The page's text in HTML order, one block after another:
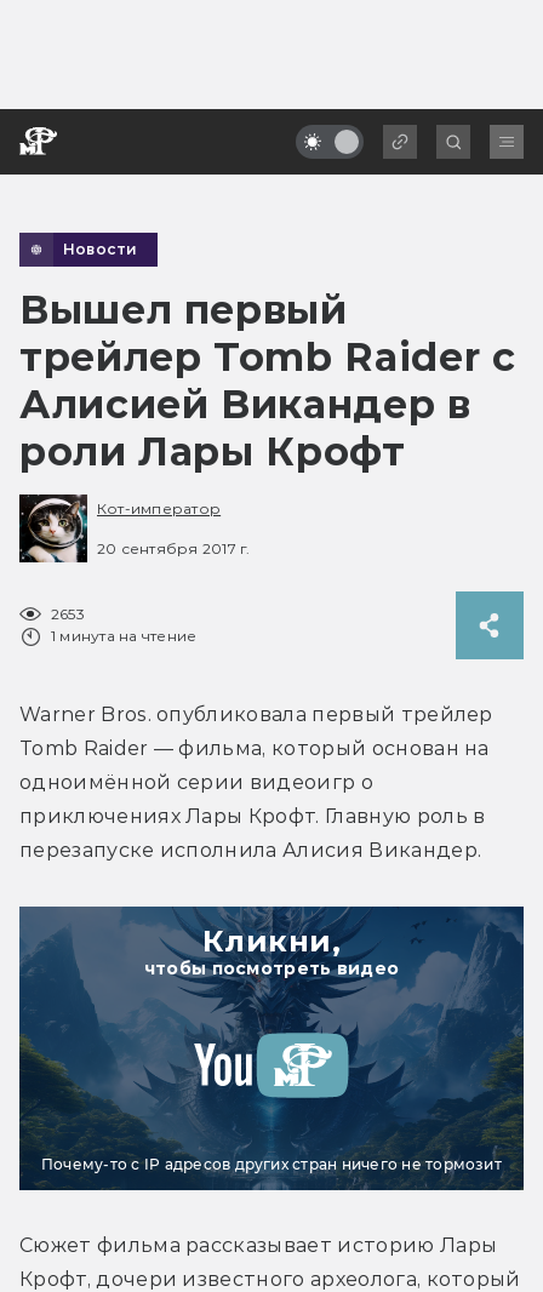
Новости
Вышел первый
трейлер Tomb Raider с
Алисией Викандер в
роли Лары Крофт
Кот-император
20 сентября 2017 г.
2653
1 минута на чтение
Warner Bros. опубликовала первый трейлер
Tomb Raider — фильма, который основан на
одноимённой серии видеоигр о
приключениях Лары Крофт. Главную роль в
перезапуске исполнила Алисия Викандер.
Кликни,
чтобы посмотреть видео
Почему-то с IP адресов других стран ничего не тормозит
Сюжет фильма рассказывает историю Лары
Крофт, дочери известного археолога, который